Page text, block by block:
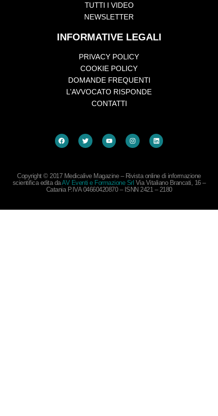
TUTTI I VIDEO
NEWSLETTER
INFORMATIVE LEGALI
PRIVACY POLICY
COOKIE POLICY
DOMANDE FREQUENTI
L'AVVOCATO RISPONDE
CONTATTI
Copyright © 2017 Medicalive Magazine – Rivista online di informazione
scientifica edita daAV Eventi e Formazione Srl Via Vitaliano Brancati, 16 –
Catania P.IVA 04660420870 – ISNN 2421 – 2180